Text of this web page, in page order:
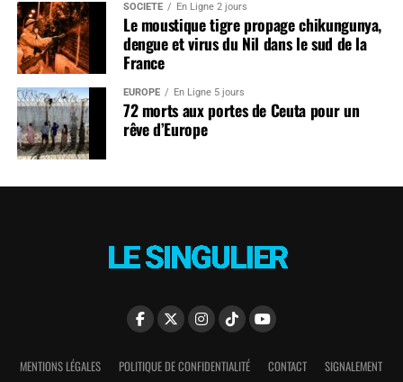
SOCIÉTÉ En Ligne 2 jours
Le moustique tigre propage chikungunya,
dengue et virus du Nil dans le sud de la
France
EUROPE En Ligne 5 jours
72 morts aux portes de Ceuta pour un
rêve d’Europe
MENTIONS LÉGALES POLITIQUE DE CONFIDENTIALITÉ CONTACT SIGNALEMENT